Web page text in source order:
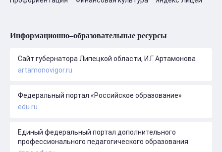
Информационно–образовательные ресурсы
Сайт губернатора Липецкой области, И.Г. Артамонова
artamonovigor.ru
Федеральный портал «Российское образование»
edu.ru
Единый федеральный портал дополнительного
профессионального педагогического образования